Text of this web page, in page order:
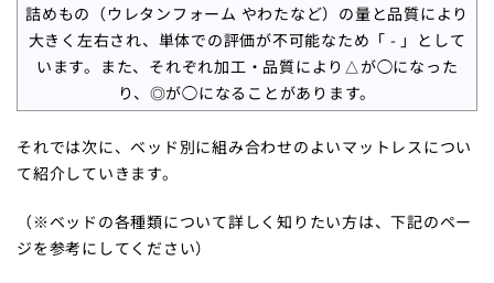
詰めもの（ウレタンフォーム やわたなど）の量と品質により
大きく左右され、単体での評価が不可能なため「 - 」として
います。また、それぞれ加工・品質により△が◯になった
り、◎が◯になることがあります。
それでは次に、ベッド別に組み合わせのよいマットレスについ
て紹介していきます。
（※ベッドの各種類について詳しく知りたい方は、下記のペー
ジを参考にしてください）